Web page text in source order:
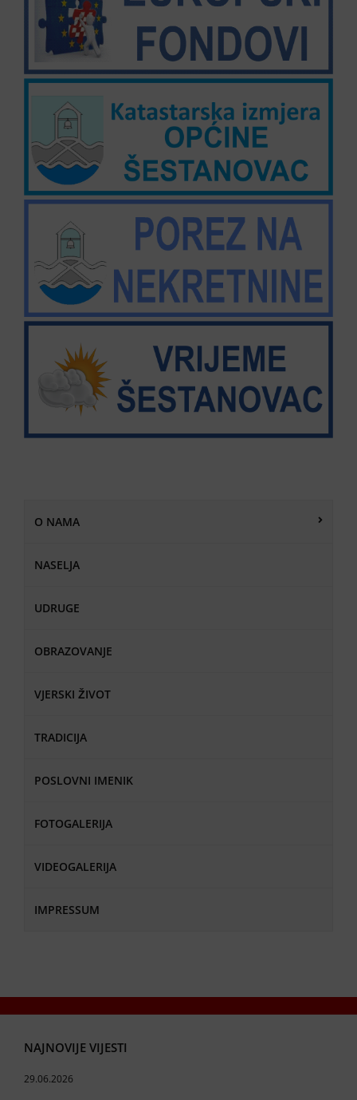
O NAMA
NASELJA
UDRUGE
OBRAZOVANJE
VJERSKI ŽIVOT
TRADICIJA
POSLOVNI IMENIK
FOTOGALERIJA
VIDEOGALERIJA
IMPRESSUM
NAJNOVIJE VIJESTI
29.06.2026